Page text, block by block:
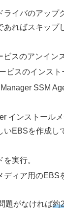
ライバのアップ
ればスキップ
スのアンイン
ビスのインスト
SSM
インストール
いEBSを作成し
実行。
ディア用のEBS
題がなければ約